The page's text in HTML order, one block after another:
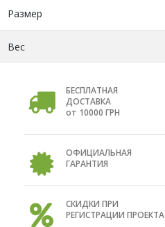
Размер
Вес
БЕСПЛАТНАЯ
ДОСТАВКА
от 10000 ГРН
ОФИЦИАЛЬНАЯ
ГАРАНТИЯ
СКИДКИ ПРИ
РЕГИСТРАЦИИ ПРОЕКТА